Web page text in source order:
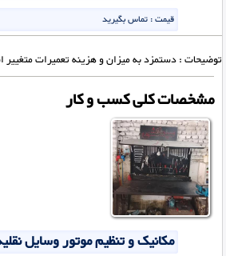
قیمت :تماس بگیرید
توضیحات : دستمزد به میزان و هزینه تعمیرات
مشخصات کلی کسب و کار
مکانیک و تنظیم موتور وسایل